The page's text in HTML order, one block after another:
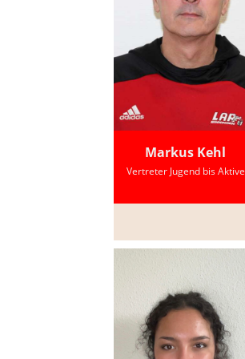
Markus Kehl
Vertreter Jugend bis Aktive